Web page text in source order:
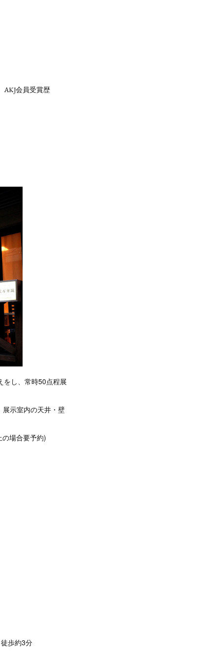
AKJ会員受賞歴
をし、常時50点程展
展示室内の天井・壁
場合要予約)
歩約3分